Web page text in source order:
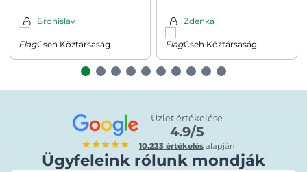
Bronislav
Cseh Köztársaság
Zdenka
Cseh Köztársaság
★★★★★
Üzlet értékelése
4.9/5
10.233 értékelésalapján
Ügyfeleink rólunk mondják